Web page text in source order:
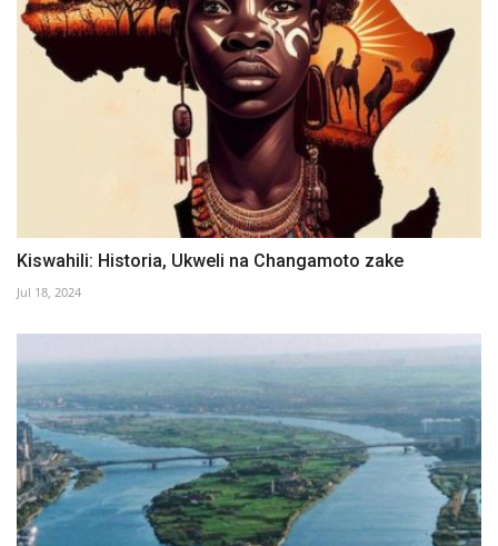
Kiswahili: Historia, Ukweli na Changamoto zake
Jul 18, 2024